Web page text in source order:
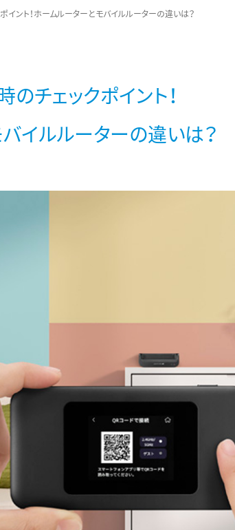
ント！ホームルーターとモバイルルーターの違いは？
チェックポイント！
イルルーターの違いは？